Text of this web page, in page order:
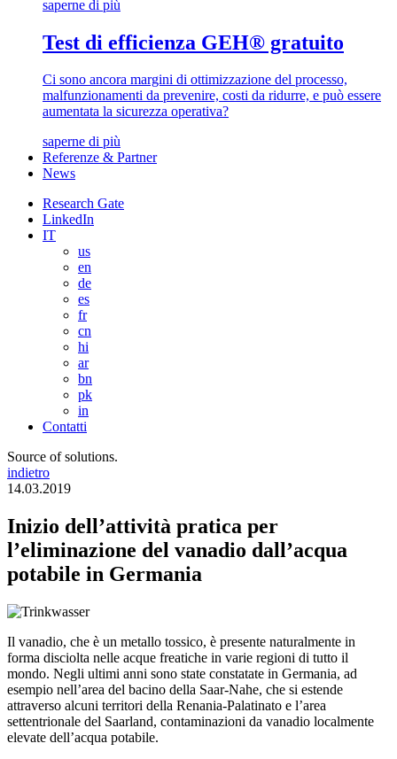
saperne di più
Test di efficienza GEH® gratuito
Ci sono ancora margini di ottimizzazione del processo,
malfunzionamenti da prevenire, costi da ridurre, e può essere
aumentata la sicurezza operativa?
saperne di più
Referenze & Partner
News
Research Gate
LinkedIn
IT
us
en
de
es
fr
cn
hi
ar
bn
pk
in
Contatti
Source of solutions.
indietro
14.03.2019
Inizio dell’attività pratica per
l’eliminazione del vanadio dall’acqua
potabile in Germania
Il vanadio, che è un metallo tossico, è presente naturalmente in
forma disciolta nelle acque freatiche in varie regioni di tutto il
mondo. Negli ultimi anni sono state constatate in Germania, ad
esempio nell’area del bacino della Saar-Nahe, che si estende
attraverso alcuni territori della Renania-Palatinato e l’area
settentrionale del Saarland, contaminazioni da vanadio localmente
elevate dell’acqua potabile.